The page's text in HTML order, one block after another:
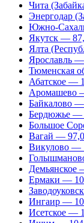
Чита
Энергодар
Южно-
Якутск —
Ялта
Ярославль
Тюменская
Абатское —
Аромашево
Байкалово
Бердюжье —
Большое
Вагай —
Викулово —
Демьянское
Ермаки —
Ингаир —
Исетское —